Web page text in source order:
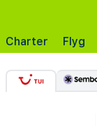
Charter Flyg